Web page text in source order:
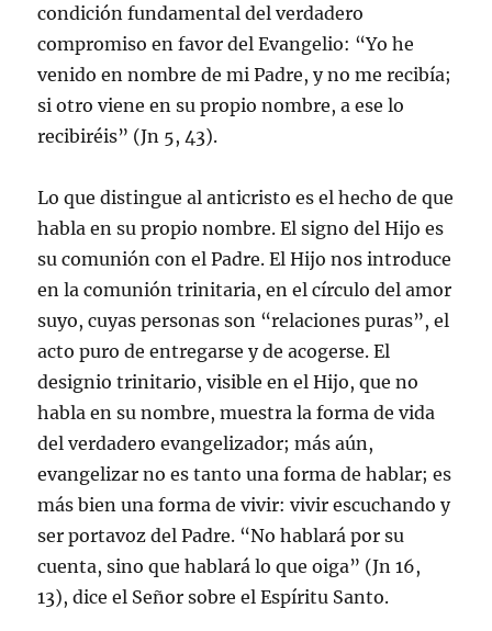
condición fundamental del verdadero
compromiso en favor del Evangelio: “Yo he
venido en nombre de mi Padre, y no me recibía;
si otro viene en su propio nombre, a ese lo
recibiréis” (Jn 5, 43).
Lo que distingue al anticristo es el hecho de que
habla en su propio nombre. El signo del Hijo es
su comunión con el Padre. El Hijo nos introduce
en la comunión trinitaria, en el círculo del amor
suyo, cuyas personas son “relaciones puras”, el
acto puro de entregarse y de acogerse. El
designio trinitario, visible en el Hijo, que no
habla en su nombre, muestra la forma de vida
del verdadero evangelizador; más aún,
evangelizar no es tanto una forma de hablar; es
más bien una forma de vivir: vivir escuchando y
ser portavoz del Padre. “No hablará por su
cuenta, sino que hablará lo que oiga” (Jn 16,
13), dice el Señor sobre el Espíritu Santo.